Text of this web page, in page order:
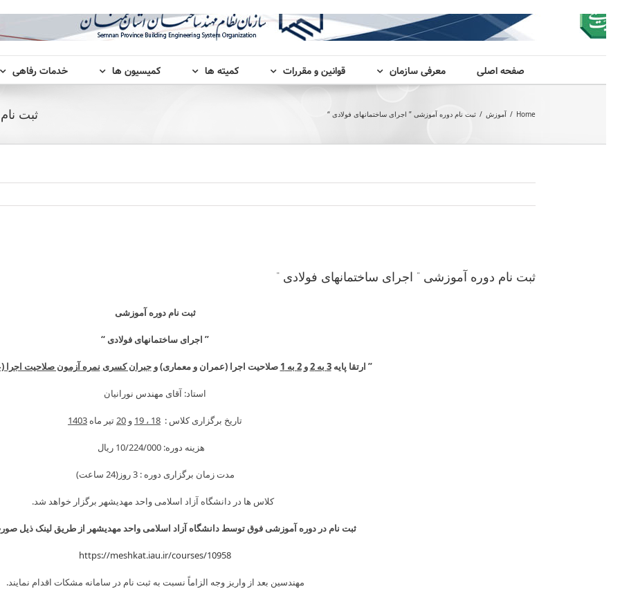
صفحه اصلی معرفی سازمان قوانین و مقررات کمیته ها کمیسیون ها خدمات رفاهی
ثبت Home
/ آموزش / ثبت نام دوره آموزشی ” اجرای ساختمانهای فولادی “
Image
ثبت نام دوره آموزشی ” اجرای ساختمانهای فولادی “
ثبت نام دوره آموزشی
” اجرای ساختمانهای فولادی “
” ارتقا پایه3 به 2 و2 به 1 صلاحیت اجرا (عمران و معماری) وجبران کسری نمره آزمون صلاحیت اجرا
استاد: آقای مهندس نورانیان
تاریخ برگزاری کلاس : 18 ، 19 و 20تیر ماه 1403
هزینه دوره: 10/224/000 ريال
مدت زمان برگزاری دوره : 3 روز(24 ساعت)
کلاس ها در دانشگاه آزاد اسلامی واحد مهدیشهر برگزار خواهد شد.
ثبت نام در دوره آموزشی فوق توسط دانشگاه آزاد اسلامی واحد مهدیشهر از طریق لینک ذیل
https://meshkat.iau.ir/courses/10958
مهندسین بعد از واریز وجه الزاماً نسبت به ثبت نام در سامانه مشکات اقدام نمایند.